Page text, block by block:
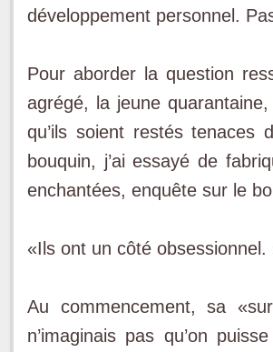
développement personnel.
Pour aborder la question
agrégé, la jeune
qu’ils soient res­tés tenaces
bouquin, j’ai essayé de
enchan­tées, enquête sur le
«Ils ont un côté obsessionnel.
Au commencement, sa
n’imagi­nais pas qu’on